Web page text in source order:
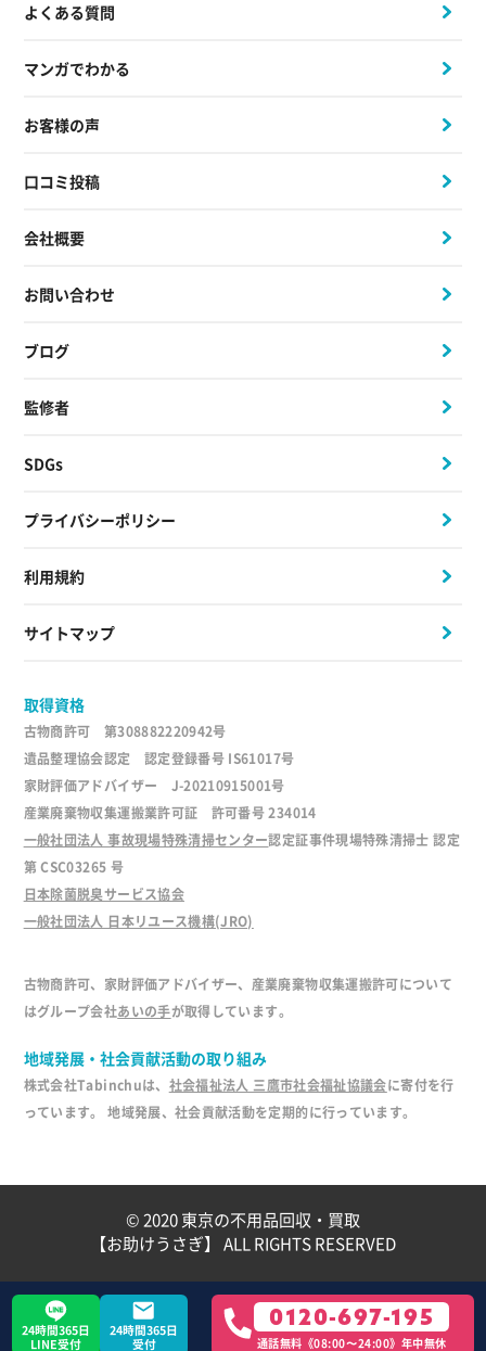
24時間365日
LINE受付
24時間365日
受付
0120-697-195
通話無料《08:00〜24:00》年中無休
よくある質問
マンガでわかる
お客様の声
口コミ投稿
会社概要
お問い合わせ
ブログ
監修者
SDGs
プライバシーポリシー
利用規約
サイトマップ
取得資格
古物商許可 第308882220942号
遺品整理協会認定 認定登録番号 IS61017号
家財評価アドバイザー J-20210915001号
産業廃棄物収集運搬業許可証 許可番号 234014
一般社団法人 事故現場特殊清掃センター認定証事件現場特殊清掃士 認定
第 CSC03265 号
日本除菌脱臭サービス協会
一般社団法人 日本リユース機構(JRO)
古物商許可、家財評価アドバイザー、産業廃棄物収集運搬許可について
はグループ会社あいの手が取得しています。
地域発展・社会貢献活動の取り組み
株式会社Tabinchuは、 社会福祉法人 三鷹市社会福祉協議会に寄付を行
っています。 地域発展、社会貢献活動を定期的に行っています。
© 2020東京の不用品回収・買取
【お助けうさぎ】 ALL RIGHTS RESERVED